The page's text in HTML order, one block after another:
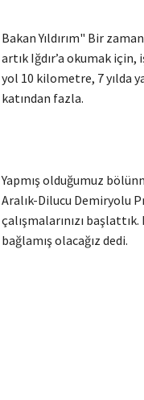
Bakan Yıldırım" Bir
artık Iğdır’a okumak için,
yol 10 kilometre, 7 yılda
katından fazla.
Yapmış olduğumuz
Aralık-Dilucu Demiryolu
çalışmalarınızı başlattık.
bağlamış olacağız dedi.